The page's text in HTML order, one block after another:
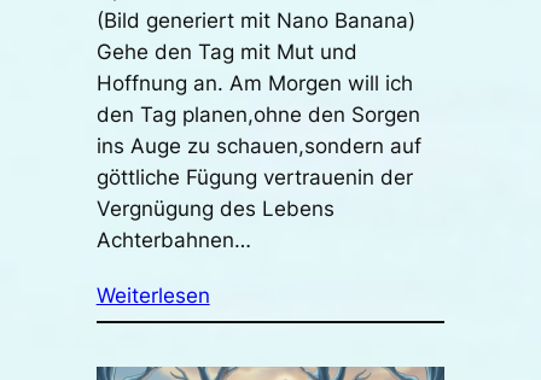
(Bild generiert mit Nano Banana)
Gehe den Tag mit Mut und
Hoffnung an. Am Morgen will ich
den Tag planen,ohne den Sorgen
ins Auge zu schauen,sondern auf
göttliche Fügung vertrauenin der
Vergnügung des Lebens
Achterbahnen…
Weiterlesen